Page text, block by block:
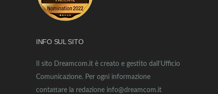
INFO SUL SITO
Il sito Dreamcom.it è creato e gestito dall’Ufficio
Comunicazione. Per ogni informazione
contattare la redazione info@dreamcom.it